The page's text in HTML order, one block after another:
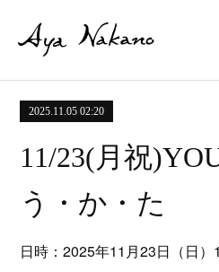
2025.11.05 02:20
11/23(月祝
う・か・た
日時：2025年11月23日（日